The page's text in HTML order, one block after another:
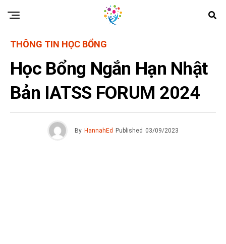
THÔNG TIN HỌC BỔNG
Học Bổng Ngắn Hạn Nhật
Bản IATSS FORUM 2024
By HannahEd Published 03/09/2023